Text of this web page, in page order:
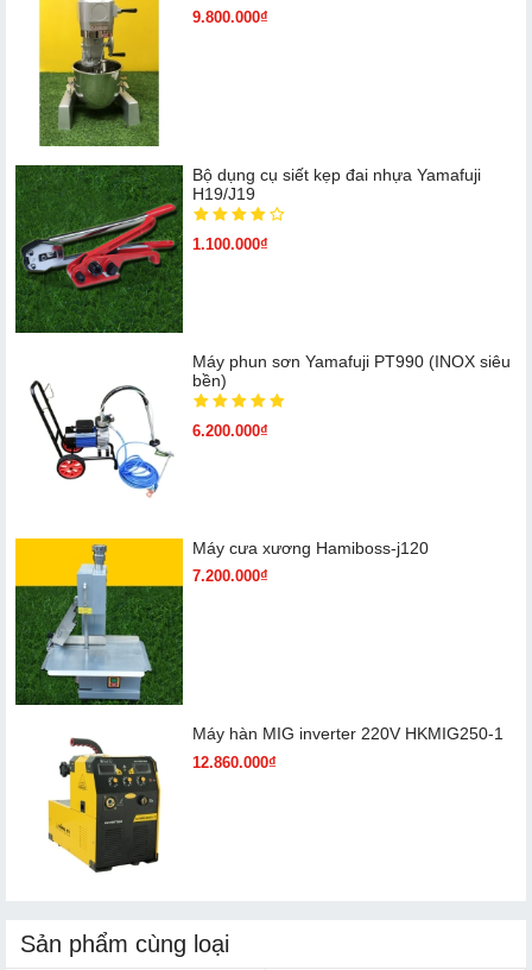
9.800.000₫
Bộ dụng cụ siết kẹp đai nhựa Yamafuji
H19/J19
1.100.000₫
Máy phun sơn Yamafuji PT990 (INOX siêu
bền)
6.200.000₫
Máy cưa xương Hamiboss-j120
7.200.000₫
Máy hàn MIG inverter 220V HKMIG250-1
12.860.000₫
Sản phẩm cùng loại